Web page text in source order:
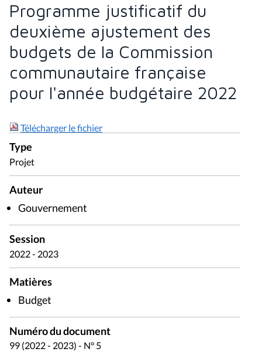
Programme justificatif du
deuxième ajustement des
budgets de la Commission
communautaire française
pour l'année budgétaire 2022
Télécharger le fichier
Type
Projet
Auteur
Gouvernement
Session
2022 - 2023
Matières
Budget
Numéro du document
99 (2022 - 2023) - N° 5